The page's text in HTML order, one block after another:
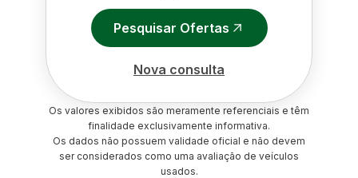
Pesquisar Ofertas
Nova consulta
Os valores exibidos são meramente referenciais e têm
finalidade exclusivamente informativa.
Os dados não possuem validade oficial e não devem
ser considerados como uma avaliação de veículos
usados.